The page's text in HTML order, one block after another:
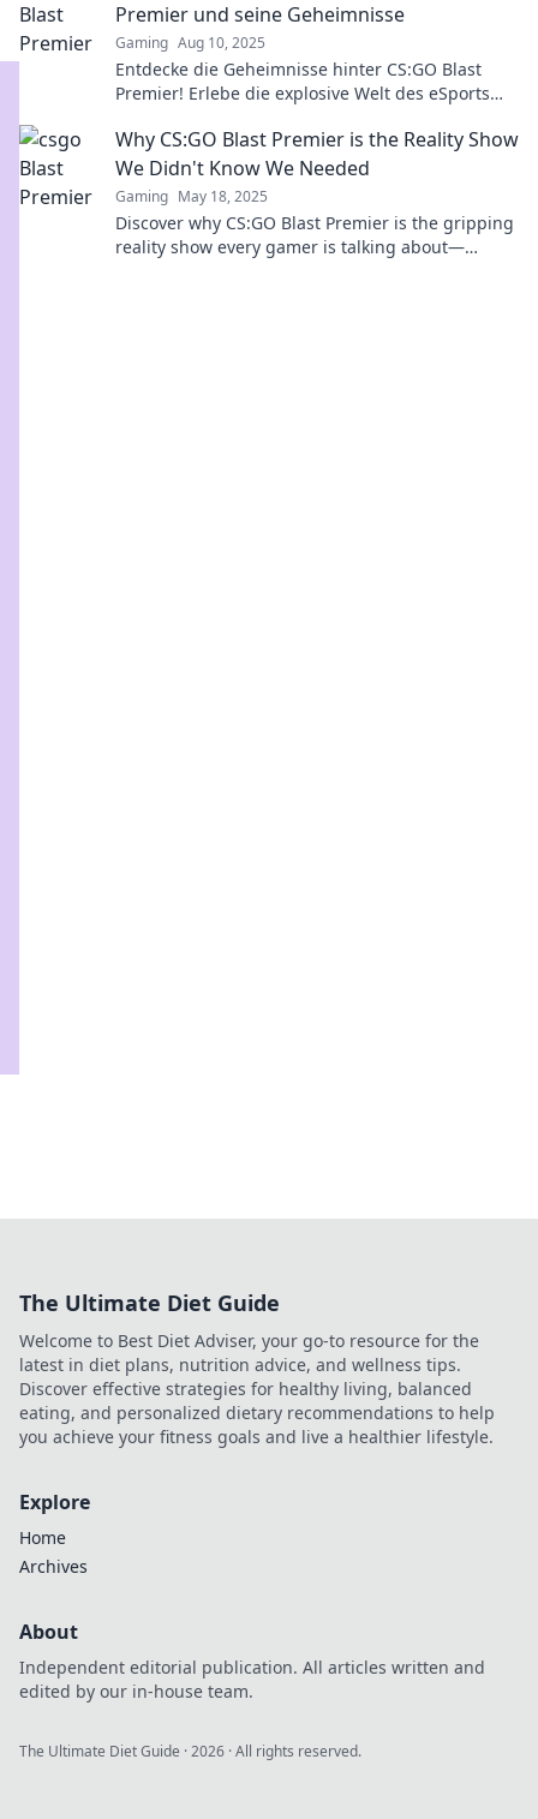
Premier und seine Geheimnisse
Gaming Aug 10, 2025
Entdecke die Geheimnisse hinter CS:GO Blast
Premier! Erlebe die explosive Welt des eSports
Why CS:GO Blast Premier is the Reality Show
We Didn't Know We Needed
Gaming May 18, 2025
Discover why CS:GO Blast Premier is the gripping
reality show every gamer is talking about—
The Ultimate Diet Guide
Welcome to Best Diet Adviser, your go-to resource for the
latest in diet plans, nutrition advice, and wellness tips.
Discover effective strategies for healthy living, balanced
eating, and personalized dietary recommendations to help
you achieve your fitness goals and live a healthier lifestyle.
Explore
Home
Archives
About
Independent editorial publication. All articles written and
edited by our in-house team.
The Ultimate Diet Guide ·2026 · All rights reserved.